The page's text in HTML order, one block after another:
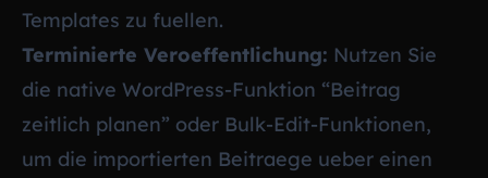
Templates zu fuellen.
Terminierte Veroeffentlichung: Nutzen Sie
die native WordPress-Funktion “Beitrag
zeitlich planen” oder Bulk-Edit-Funktionen,
um die importierten Beitraege ueber einen